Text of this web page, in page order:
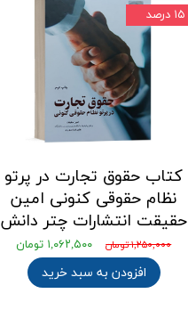
کتاب حقوق تجارت در پرتو
نظام حقوقی کنونی امین
حقیقت انتشارات چتر دانش
۱,۲۵۰,۰۰۰ تومان ۱,۰۶۲,۵۰۰ تومان
افزودن به سبد خرید
۱۵ درصد